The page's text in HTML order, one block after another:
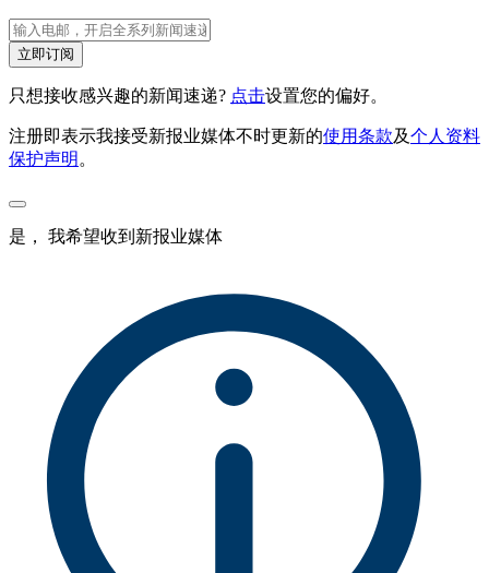
立即订阅
只想接收感兴趣的新闻速递? 点击设置您的偏好。
注册即表示我接受新报业媒体不时更新的使用条款及个人资料
保护声明 。
是， 我希望收到新报业媒体